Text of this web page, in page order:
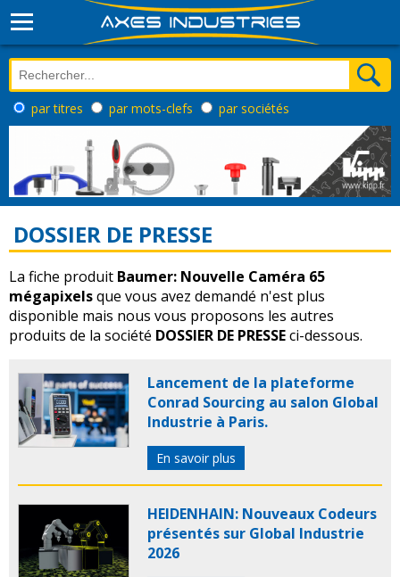
par titres par mots-clefs par sociétés
DOSSIER DE PRESSE
La fiche produit Baumer: Nouvelle Caméra 65
mégapixelsque vous avez demandé n'est plus
disponible mais nous vous proposons les autres
produits de la société DOSSIER DE PRESSEci-dessous.
Lancement de la plateforme
Conrad Sourcing au salon Global
Industrie à Paris.
En savoir plus
HEIDENHAIN: Nouveaux Codeurs
présentés sur Global Industrie
2026